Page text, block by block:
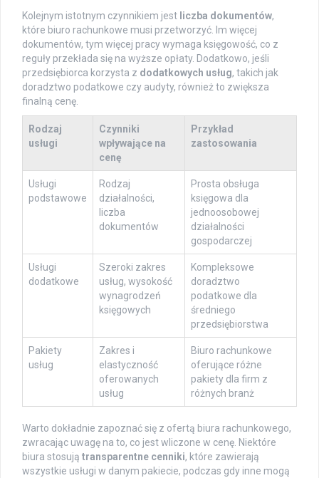
Kolejnym istotnym czynnikiem jest liczba dokumentów,
które biuro rachunkowe musi przetworzyć. Im więcej
dokumentów, tym więcej pracy wymaga księgowość, co z
reguły przekłada się na wyższe opłaty. Dodatkowo, jeśli
przedsiębiorca korzysta z dodatkowych usług, takich jak
doradztwo podatkowe czy audyty, również to zwiększa
finalną cenę.
Rodzaj
usługi
Czynniki
wpływające na
cenę
Przykład
zastosowania
Usługi
podstawowe
Rodzaj
działalności,
liczba
dokumentów
Prosta obsługa
księgowa dla
jednoosobowej
działalności
gospodarczej
Usługi
dodatkowe
Szeroki zakres
usług, wysokość
wynagrodzeń
księgowych
Kompleksowe
doradztwo
podatkowe dla
średniego
przedsiębiorstwa
Pakiety
usług
Zakres i
elastyczność
oferowanych
usług
Biuro rachunkowe
oferujące różne
pakiety dla firm z
różnych branż
Warto dokładnie zapoznać się z ofertą biura rachunkowego,
zwracając uwagę na to, co jest wliczone w cenę. Niektóre
biura stosują transparentne cenniki, które zawierają
wszystkie usługi w danym pakiecie, podczas gdy inne mogą